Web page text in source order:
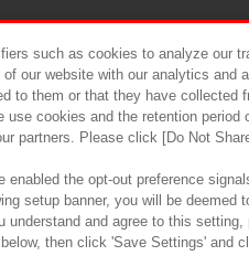
食品のご
such as cookies to analyze our
our website with our analytics and
to them or that they have
use cookies and the retention
partners. Please click [Do Not
enabled the opt-out preference
setup banner, you will be
understand and agree to this
then click 'Save Settings' and